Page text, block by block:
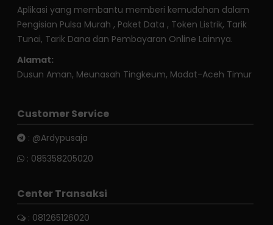
Aplikasi yang membantu memberi kemudahan dalam
Pengisian Pulsa Murah , Paket Data , Token Listrik, Tarik
Tunai, Tarik Dana dan Pembayaran Online Lainnya.
Alamat:
Dusun Aman, Meunasah Tingkeum, Madat-Aceh Timur
Customer Service
: @Ardypusaja
: 085358205020
Center Transaksi
: 081265126020